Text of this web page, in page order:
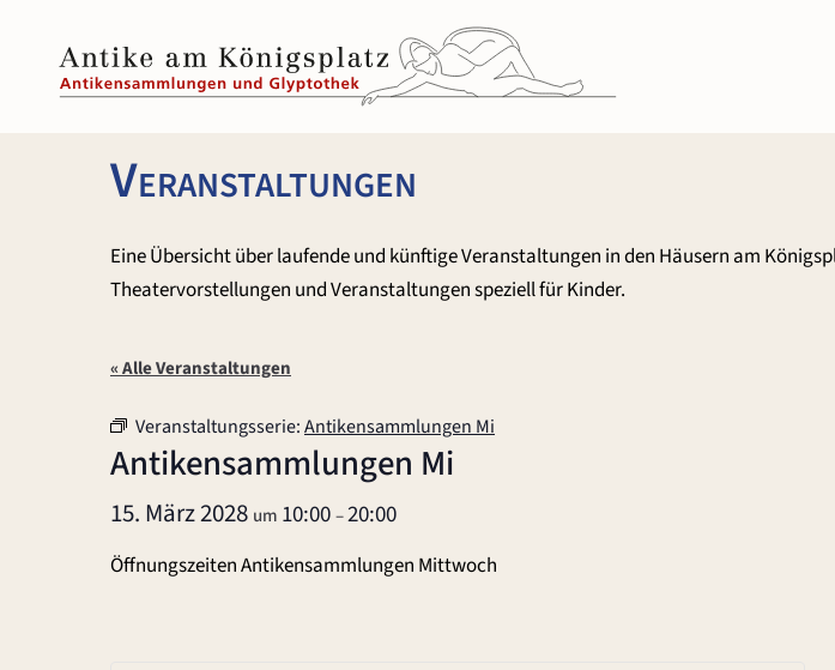
springen
Veranstaltungen
Eine Übersicht über laufende und künftige Veranstaltungen in den Häusern am
Theatervorstellungen und Veranstaltungen speziell für Kinder.
« Alle Veranstaltungen
Veranstaltungsserie:Antikensammlungen Mi
Antikensammlungen Mi
15. März 2028 um 10:00–20:00
Öffnungszeiten Antikensammlungen Mittwoch